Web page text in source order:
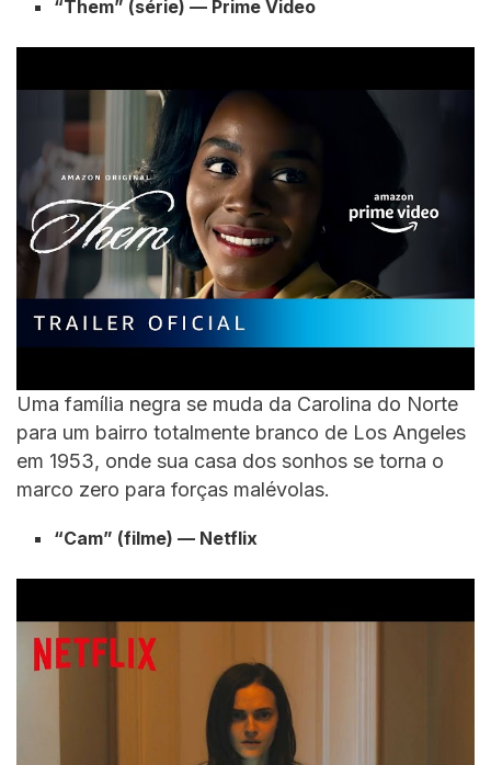
“Them” (série) — Prime Video
Uma família negra se muda da Carolina do Norte
para um bairro totalmente branco de Los Angeles
em 1953, onde sua casa dos sonhos se torna o
marco zero para forças malévolas.
“Cam” (filme) — Netflix